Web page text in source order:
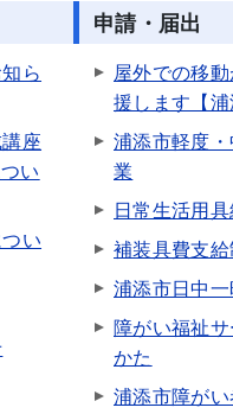
ら
座
い
い
申請・届出
屋外での移
援します【浦
浦添市軽度
業
日常生活用
補装具費支給
浦添市日中
障がい福祉
かた
浦添市障が